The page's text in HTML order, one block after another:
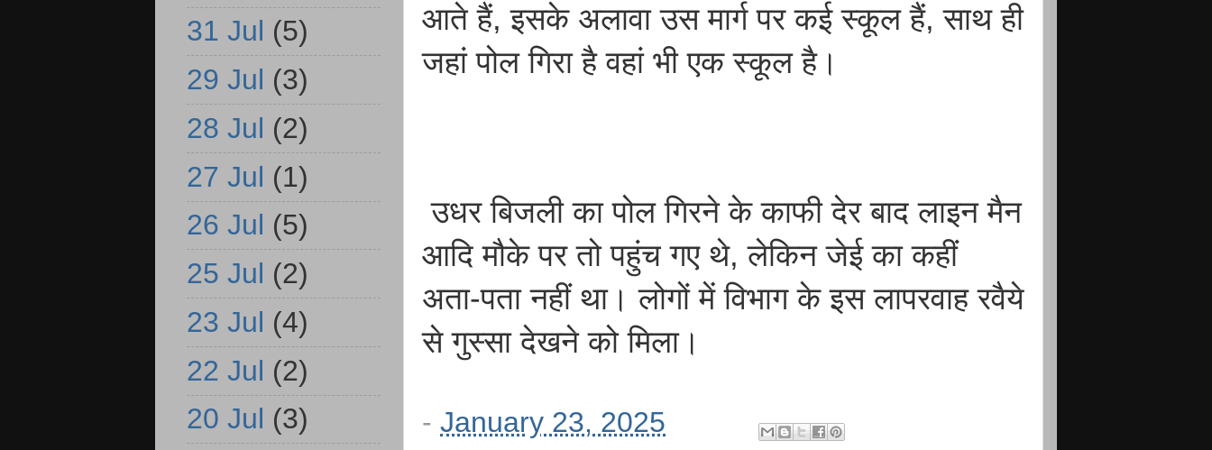
आते हैं, इसके अलावा उस मार्ग पर कई स्कूल हैं, साथ ही
जहां पोल गिरा है वहां भी एक स्कूल है।
उधर बिजली का पोल गिरने के काफी देर बाद लाइन मैन
आदि मौके पर तो पहुंच गए थे, लेकिन जेई का कहीं
अता-पता नहीं था। लोगों में विभाग के इस लापरवाह रवैये
से गुस्सा देखने को मिला।
- January 23, 2025
31 Jul (5)
29 Jul (3)
28 Jul (2)
27 Jul (1)
26 Jul (5)
25 Jul (2)
23 Jul (4)
22 Jul (2)
20 Jul (3)